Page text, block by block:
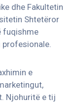
dhe Fakultetin
Shtetëror
fuqishme
e
Njohuritë e tij